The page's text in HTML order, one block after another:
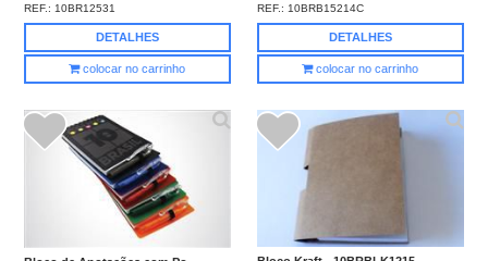
REF.: 10BR12531
DETALHES
colocar no carrinho
REF.: 10BRB15214C
DETALHES
colocar no carrinho